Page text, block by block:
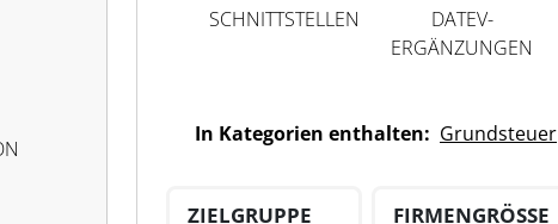
SCHNITTSTELLEN
DATEV-
ERGÄNZUNGEN
In Kategorien enthalten: Grundsteuer
ZIELGRUPPE FIRMENGRÖSSE